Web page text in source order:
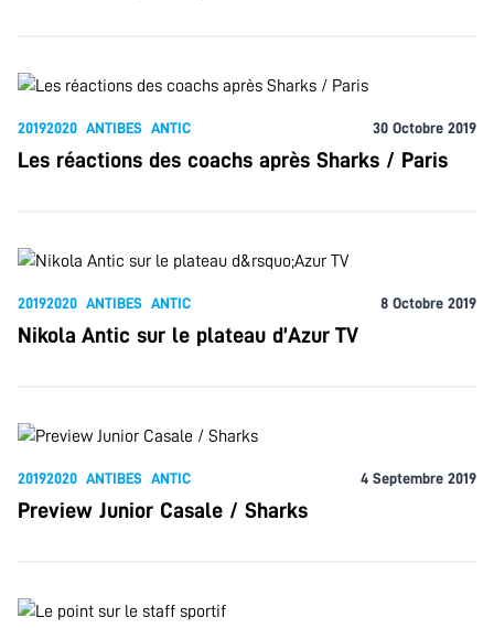
20192020 ANTIBES ANTIC 30 Octobre 2019
Les réactions des coachs après Sharks / Paris
20192020 ANTIBES ANTIC 8 Octobre 2019
Nikola Antic sur le plateau d’Azur TV
20192020 ANTIBES ANTIC 4 Septembre 2019
Preview Junior Casale / Sharks